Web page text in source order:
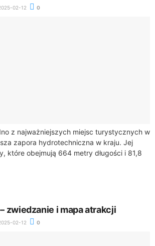
02-12 0
z najważniejszych miejsc turystycznych w
zapora hydrotechniczna w kraju. Jej
które obejmują 664 metry długości i 81,8
każdego...
zwiedzanie i mapa atrakcji
02-12 0